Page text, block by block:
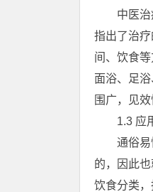
中医治疗
指出了治
间、饮食
面浴、足
围广，见
1.3 应
通俗易懂
的，因此
饮食分类